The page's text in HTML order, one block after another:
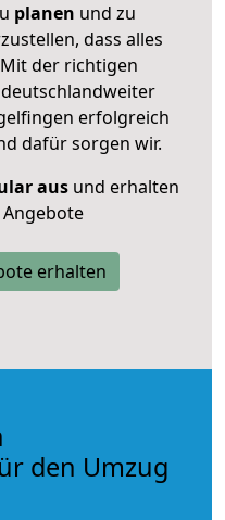
planen und zu
dass alles
der richtigen
erfolgreich
dafür sorgen wir.
ausund erhalten
erhalten
den Umzug